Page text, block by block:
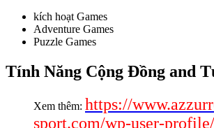
kích hoạt Games
Adventure Games
Puzzle Games
Tính Năng Cộng Đồng and
Xem thêm: https://
sport.com/wp-user-